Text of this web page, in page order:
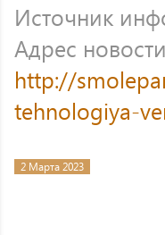
Источник
Адрес
http://
tehnologiya-
2 Марта 2023